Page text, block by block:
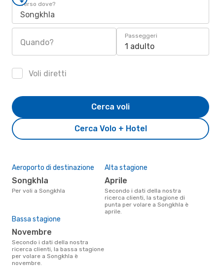
Verso dove?
Songkhla
Quando?
Passeggeri
1 adulto
Voli diretti
Cerca Volo + Hotel
Cerca voli
Aeroporto di destinazione
Songkhla
Per voli a Songkhla
Alta stagione
aprile
Secondo i dati della nostra
ricerca clienti, la stagione di
punta per volare a Songkhla è
aprile.
Bassa stagione
novembre
Secondo i dati della nostra
ricerca clienti, la bassa stagione
per volare a Songkhla è
novembre.